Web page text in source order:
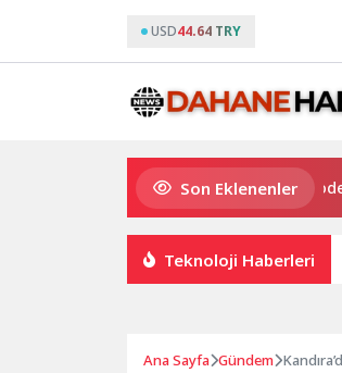
USD44.64 TRY
Son Eklenenler
Büyükşehir’den Darıca’ya modern
Teknoloji Haberleri
Ana Sayfa Gündem